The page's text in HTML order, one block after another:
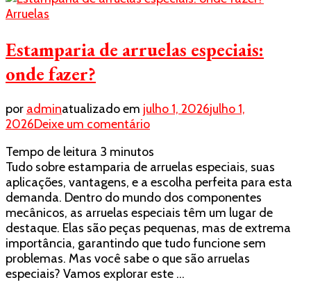
Arruelas
Estamparia de arruelas especiais:
onde fazer?
por adminatualizado em julho 1, 2026julho 1,
2026Deixe um comentárioem
de
arruelas
especiais:
onde
fazer?
Tempo de leitura 3 minutos
Tudo sobre estamparia de arruelas especiais, suas
aplicações, vantagens, e a escolha perfeita para esta
demanda. Dentro do mundo dos componentes
mecânicos, as arruelas especiais têm um lugar de
destaque. Elas são peças pequenas, mas de extrema
importância, garantindo que tudo funcione sem
problemas. Mas você sabe o que são arruelas
especiais? Vamos explorar este …